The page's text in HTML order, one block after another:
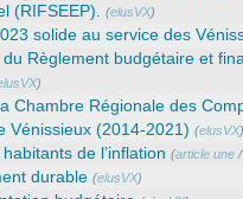
(RIFSEEP).
(elusVX)
solide au service des
Règlement budgétaire et
)
Chambre Régionale des
Vénissieux (2014-2021) (elusVX)
de l’inflation (article une
durable (elusVX)